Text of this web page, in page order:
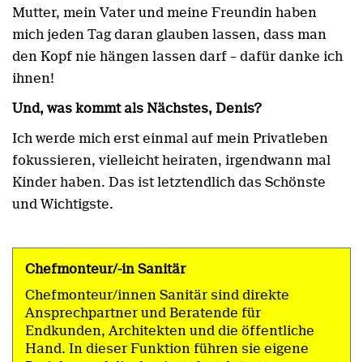
Mutter, mein Vater und meine Freundin haben
mich jeden Tag daran glauben lassen, dass man
den Kopf nie hängen lassen darf – dafür danke ich
ihnen!
Und, was kommt als Nächstes, Denis?
Ich werde mich erst einmal auf mein Privatleben
fokussieren, vielleicht heiraten, irgendwann mal
Kinder haben. Das ist letztendlich das Schönste
und Wichtigste.
Chefmonteur/-in Sanitär
Chefmonteur/innen Sanitär sind direkte
Ansprechpartner und Beratende für
Endkunden, Architekten und die öffentliche
Hand. In dieser Funktion führen sie eigene